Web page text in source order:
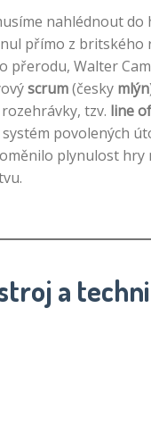
nahlédnout do
přímo z britského
přerodu, Walter
scrum(česky mlýn
tzv. line of
systém povolených
plynulost hry
a